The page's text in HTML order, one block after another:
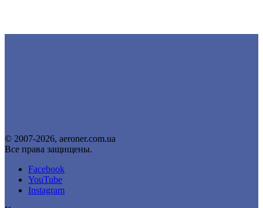
© 2007-2026, aeroner.com.ua
Все права защищены.
Facebook
YouTube
Instagram